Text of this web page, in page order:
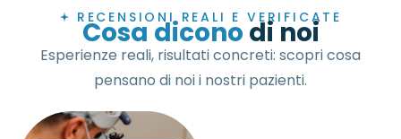
RECENSIONI REALI E VERIFICATE
Cosa dicono di noi
Esperienze reali, risultati concreti: scopri cosa
pensano di noi i nostri pazienti.